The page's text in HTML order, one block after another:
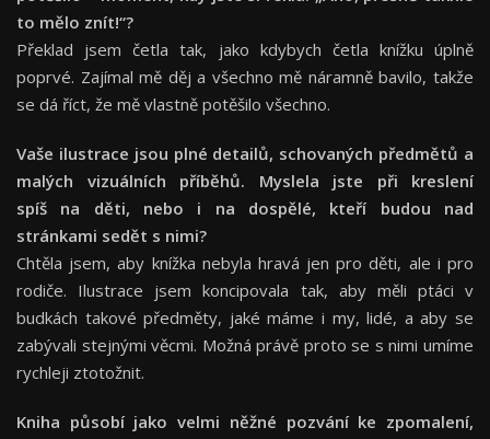
to mělo znít!“?
Překlad jsem četla tak, jako kdybych četla knížku úplně
poprvé. Zajímal mě děj a všechno mě náramně bavilo, takže
se dá říct, že mě vlastně potěšilo všechno.
Vaše ilustrace jsou plné detailů, schovaných předmětů a
malých vizuálních příběhů. Myslela jste při kreslení
spíš na děti, nebo i na dospělé, kteří budou nad
stránkami sedět s nimi?
Chtěla jsem, aby knížka nebyla hravá jen pro děti, ale i pro
rodiče. Ilustrace jsem koncipovala tak, aby měli ptáci v
budkách takové předměty, jaké máme i my, lidé, a aby se
zabývali stejnými věcmi. Možná právě proto se s nimi umíme
rychleji ztotožnit.
Kniha působí jako velmi něžné pozvání ke zpomalení,